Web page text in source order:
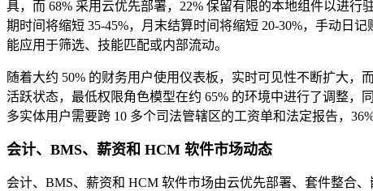
具，而 68% 采用云优先部署，22% 保留有限的本地组件以进
期时间将缩短 35-45%，月末结算时间将缩短 20-30%，手动日
能应用于筛选、技能匹配或内部流动。
随着大约 50% 的财务用户使用仪表板，实时可见性不断扩大，
活跃状态，最低权限角色模型在约 65% 的环境中进行了调整，
多实体用户需要跨 10 多个司法管辖区的工资单和法定报告，
会计、BMS、薪资和 HCM 软件市场动态
会计、BMS、薪资和 HCM 软件市场由云优先部署、套件整合